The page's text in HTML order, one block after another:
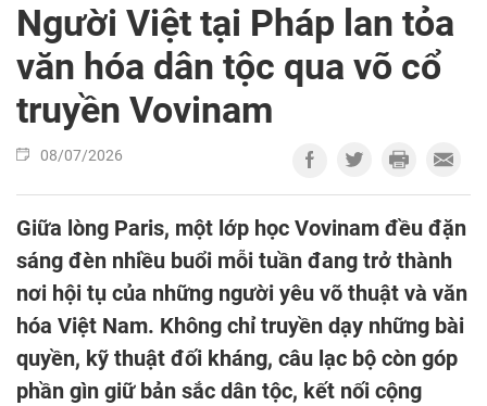
Người Việt tại Pháp lan tỏa
văn hóa dân tộc qua võ cổ
truyền Vovinam
08/07/2026
Giữa lòng Paris, một lớp học Vovinam đều đặn
sáng đèn nhiều buổi mỗi tuần đang trở thành
nơi hội tụ của những người yêu võ thuật và văn
hóa Việt Nam. Không chỉ truyền dạy những bài
quyền, kỹ thuật đối kháng, câu lạc bộ còn góp
phần gìn giữ bản sắc dân tộc, kết nối cộng